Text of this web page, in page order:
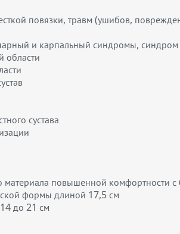
повязки, травм (ушибов,
и карпальный синдромы, синдром
области
сустава
материала повышенной комфортности
формы длиной 17,5 см
до 21 см